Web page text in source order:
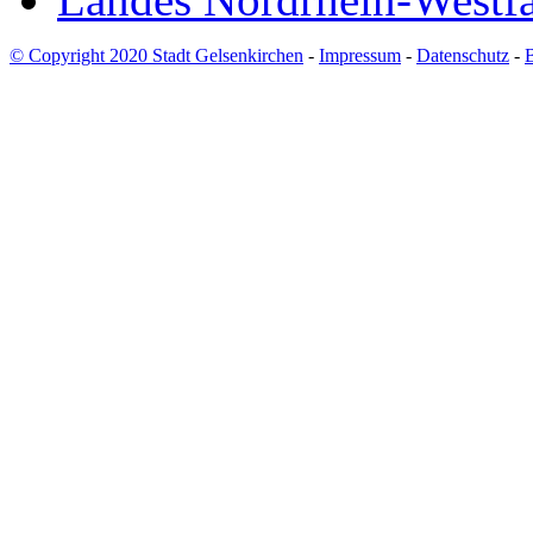
© Copyright 2020 Stadt Gelsenkirchen - Impressum - Datenschutz -